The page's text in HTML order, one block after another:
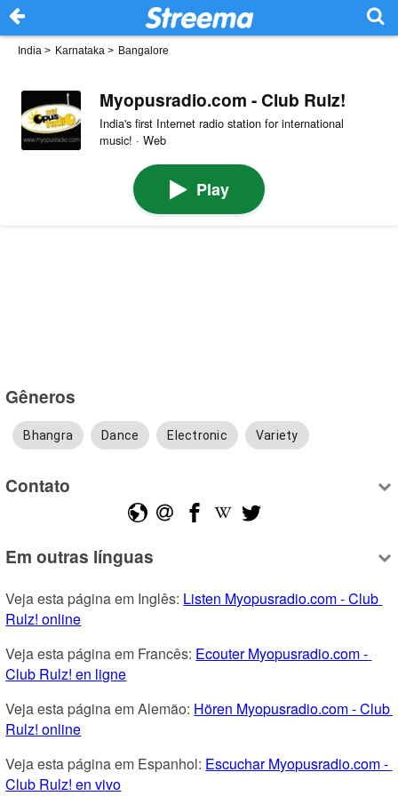
India > Karnataka > Bangalore
Myopusradio.com - Club Rulz!
India's first Internet radio station for international
music! · Web
Play
Gêneros
Bhangra Dance Electronic Variety
Contato
Em outras línguas
Veja esta página em Inglês: Listen Myopusradio.com - Club
Rulz! online
Veja esta página em Francês: Ecouter Myopusradio.com -
Club Rulz! en ligne
Veja esta página em Alemão: Hören Myopusradio.com - Club
Rulz! online
Veja esta página em Espanhol: Escuchar Myopusradio.com -
Club Rulz! en vivo